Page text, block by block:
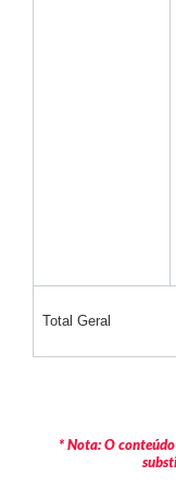
Total Geral
* Nota: O